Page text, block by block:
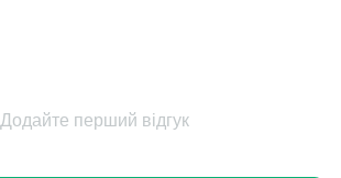
Додайте перший відгук